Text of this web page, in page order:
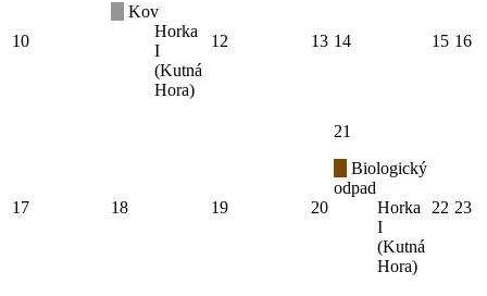
10
Kov
Horka
I
(Kutná
Hora)
12 13 14 15 16
17 18 19 20
21
Biologický
odpad
Horka
I
(Kutná
Hora)
22 23